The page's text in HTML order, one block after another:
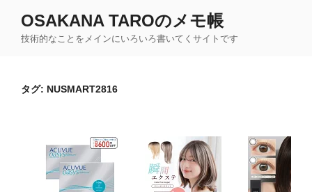
OSAKANA TAROのメモ帳
技術的なことをメインにいろいろ書いてくサイトです
タグ: NUSMART2816